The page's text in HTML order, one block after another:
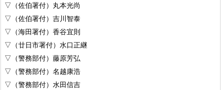
▽（佐伯署付）丸本光尚
▽（佐伯署付）吉川智泰
▽（海田署付）香谷宜則
▽（廿日市署付）水口正継
▽（警務部付）藤原芳弘
▽（警務部付）名越康浩
▽（警務部付）水田信吉